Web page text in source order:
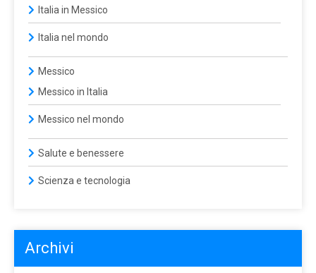
Italia in Messico
Italia nel mondo
Messico
Messico in Italia
Messico nel mondo
Salute e benessere
Scienza e tecnologia
Archivi